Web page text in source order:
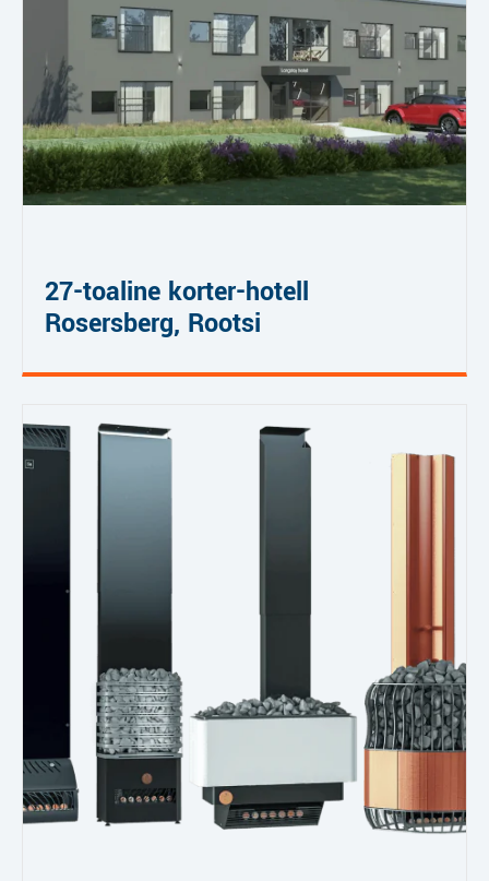
27-toaline korter-hotell
Rosersberg, Rootsi